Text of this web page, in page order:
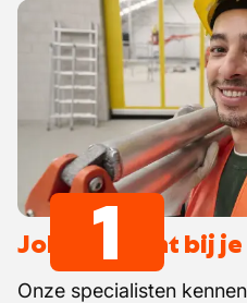
Jobs die écht bij
Onze specialisten
1